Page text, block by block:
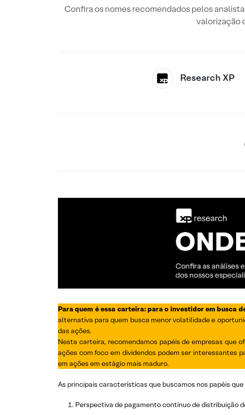
Confira os nomes recomendados pelos
valorização
Research XP
Para quem é essa carteira: para o investidor em
alternativa para quem busca menor volatilidade e
das ações.
Nesta carteira, recomendamos papéis de empresas que
ações com foco em dividendos podem ser interessantes
em ações em estágio mais maduro.
As principais características que buscamos nos papéis
Perspectiva de pagamento contínuo de distribuição